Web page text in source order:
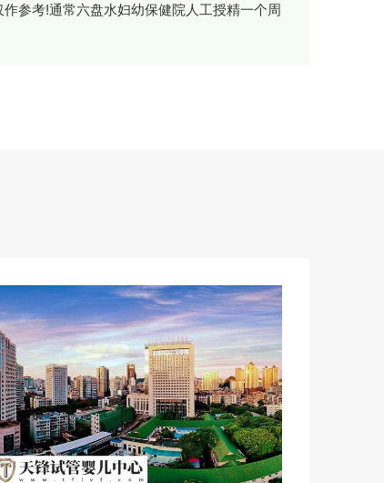
参考!通常六盘水妇幼保健院人工授精一个周